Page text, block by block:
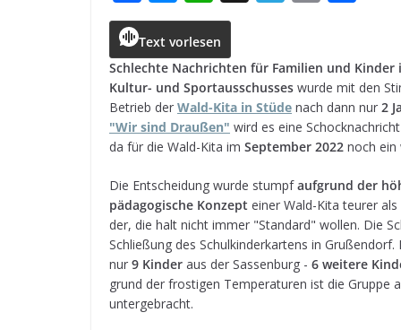
a
c
e
b
o
o
k
e
ss
e
n
g
e
r
h
a
ts
A
p
p
e
a
d
s
g
r
a
m
l n
Text vorlesen
Schlechte Nach­rich­ten für Fami­lien und Kin­der
Kul­tur- und Sport­aus­schus­ses wurde mit den
Betrieb der Wald-Kita in Stüde nach dann nur 2
"Wir sind Drau­ßen" wird es eine
da für die Wald-Kita im Sep­tem­ber 2022 noch ein
Die Ent­schei­dung wurde stumpfauf­grund der
päd­ago­gi­sche Kon­zept einer Wald-Kita teu­rer
der, die halt nicht immer "Stan­dard" wol­len. Die
Schlie­ßung des Schul­kin­der­kar­tens in
nur 9 Kin­der aus der Sas­sen­burg - 6 wei­tere
grund der fros­ti­gen Tem­pe­ra­tu­ren ist die Gruppe
untergebracht.